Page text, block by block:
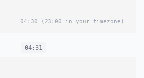
04:30 (23:00 in your timezone)
04:31